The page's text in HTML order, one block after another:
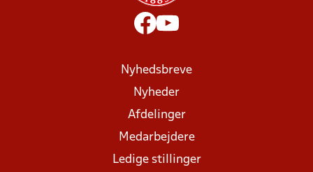
Nyhedsbreve
Nyheder
Afdelinger
Medarbejdere
Ledige stillinger